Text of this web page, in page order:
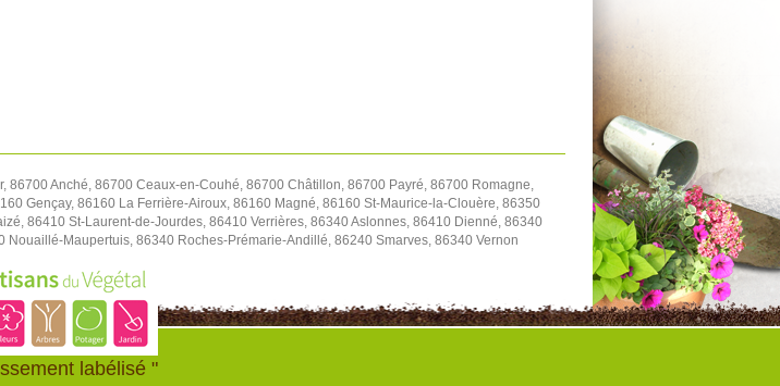
86700 Anché, 86700 Ceaux-en-Couhé, 86700 Châtillon, 86700 Payré, 86700 Romagne,
Gençay, 86160 La Ferrière-Airoux, 86160 Magné, 86160 St-Maurice-la-Clouère, 86350
86410 St-Laurent-de-Jourdes, 86410 Verrières, 86340 Aslonnes, 86410 Dienné, 86340
Maupertuis, 86340 Roches-Prémarie-Andillé, 86240 Smarves, 86340 Vernon
labélisé "